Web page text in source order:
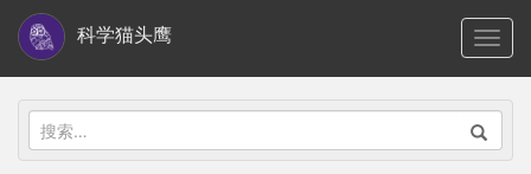
i
科学猫头鹰
搜
索：